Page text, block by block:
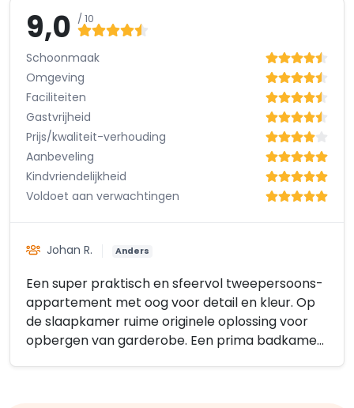
9,0 / 10
Schoonmaak
Omgeving
Faciliteiten
Gastvrijheid
Prijs/kwaliteit-verhouding
Aanbeveling
Kindvriendelijkheid
Voldoet aan verwachtingen
Johan R. Anders
Een super praktisch en sfeervol tweepersoons-
appartement met oog voor detail en kleur. Op
de slaapkamer ruime originele oplossing voor
opbergen van garderobe. Een prima badkamer